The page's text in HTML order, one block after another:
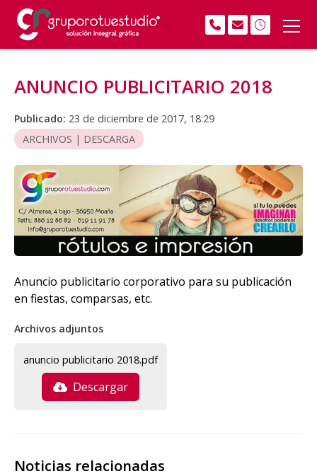
ANUNCIO PUBLICITARIO 2018
Publicado: 23 de diciembre de 2017, 18:29
ARCHIVOS | DESCARGA
Anuncio publicitario corporativo para su publicación
en fiestas, comparsas, etc.
Archivos adjuntos
anuncio publicitario 2018.pdf
Descargar
Noticias relacionadas